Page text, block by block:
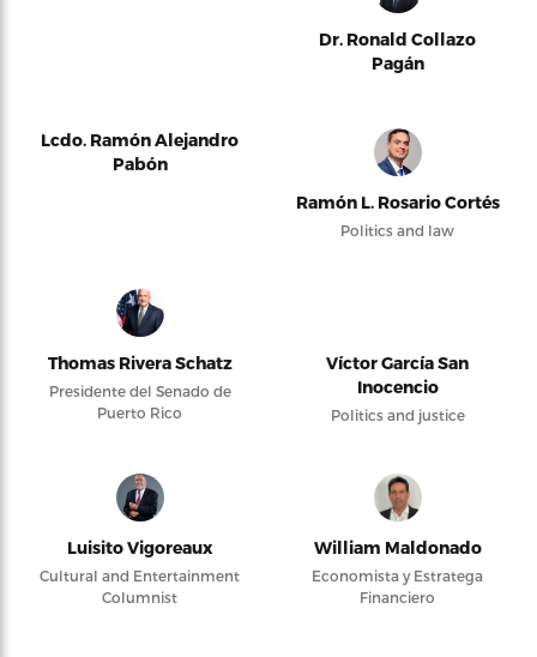
Dr. Ronald Collazo
Pagán
Lcdo. Ramón Alejandro
Pabón
Ramón L. Rosario Cortés
Politics and law
Thomas Rivera Schatz
Presidente del Senado de
Puerto Rico
Víctor García San
Inocencio
Politics and justice
Luisito Vigoreaux
Cultural and Entertainment
Columnist
William Maldonado
Economista y Estratega
Financiero